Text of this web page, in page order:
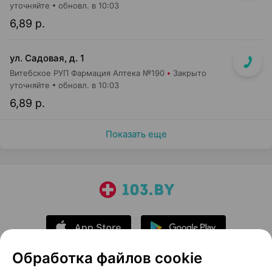
6,89 р.
уточняйте обновл. в 10:03
ул. Садовая, д. 1
Витебское РУП Фармация Аптека №190 Закрыто
6,89 р.
уточняйте обновл. в 10:03
Показать еще
Обработка файлов cookie